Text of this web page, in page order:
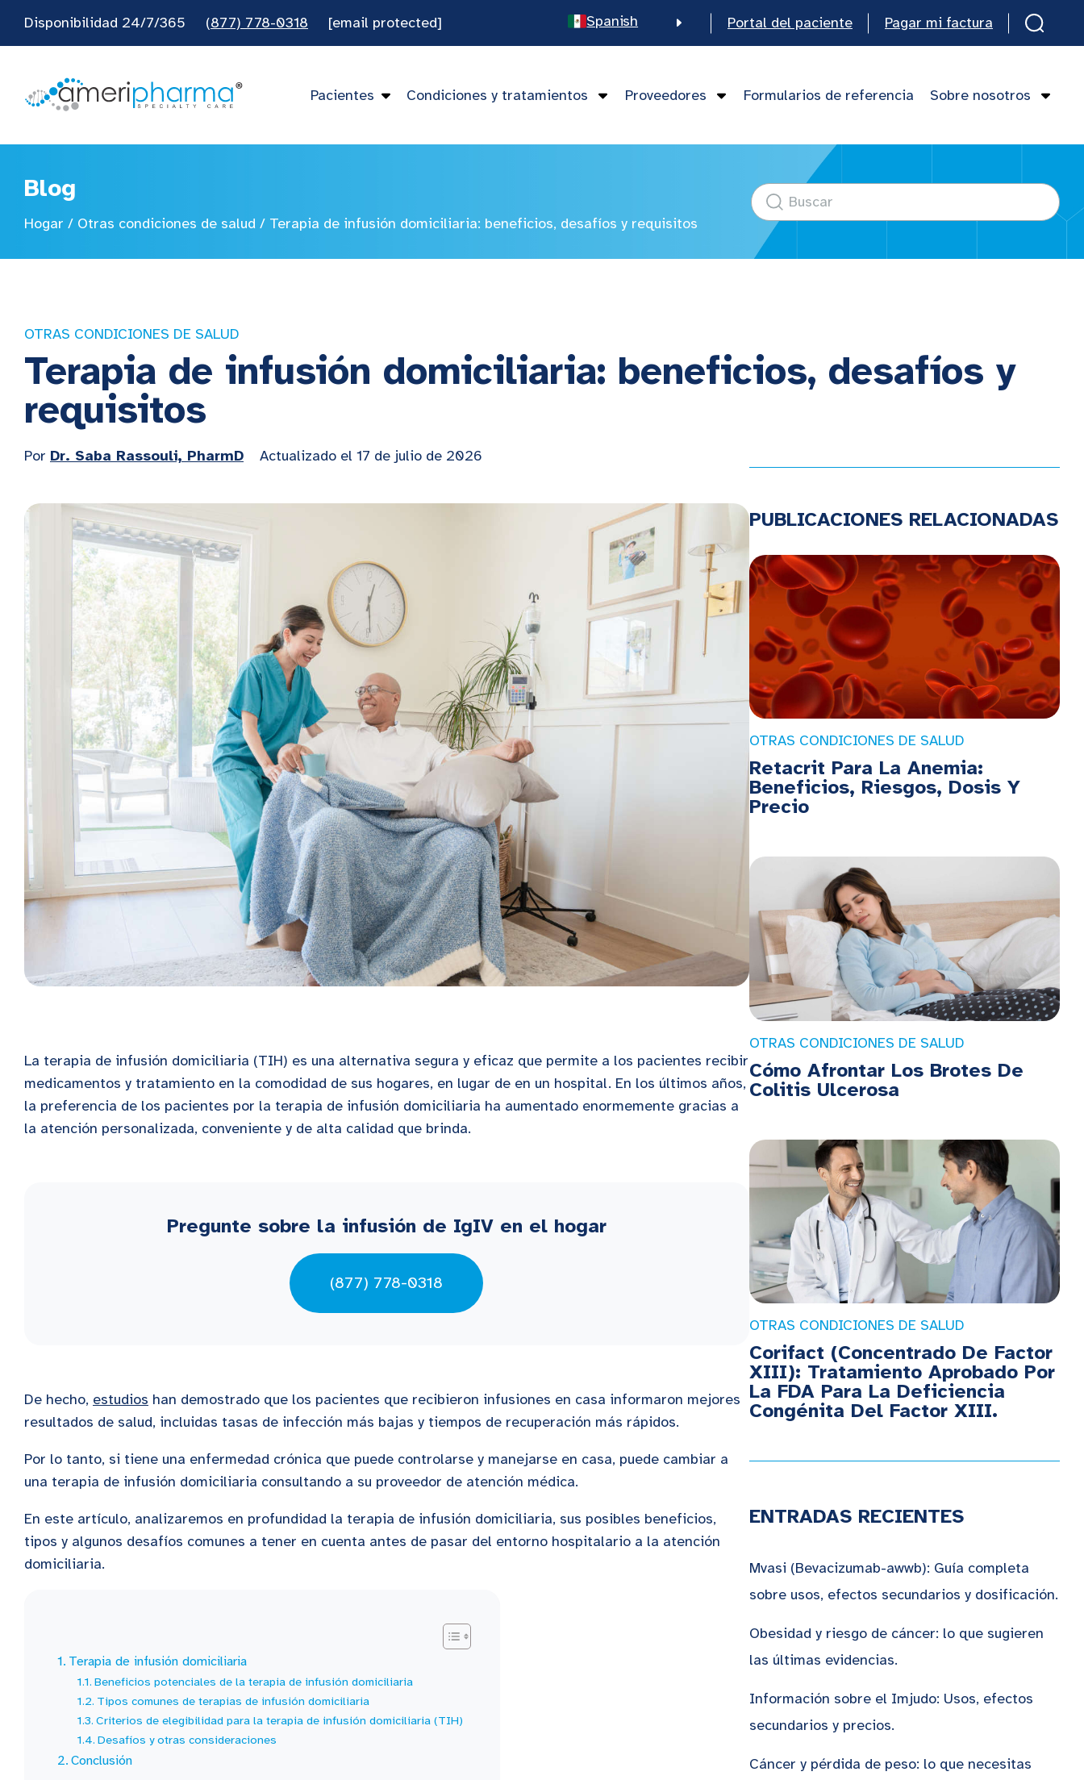
Disponibilidad 24/7/365 (877) 778-0318 [email protected] Spanish Portal del paciente Pagar mi factura
Pacientes Condiciones y tratamientos Proveedores Formularios de referencia Sobre nosotros
Blog
Hogar / Otras condiciones de salud / Terapia de infusión domiciliaria: beneficios, desafíos y requisitos
OTRAS CONDICIONES DE SALUD
Terapia de infusión domiciliaria: beneficios, desafíos y
requisitos
Por Dr. Saba Rassouli, PharmD Actualizado el 17 de julio de 2026
La terapia de infusión domiciliaria (TIH) es una alternativa segura y eficaz que permite a los pacientes recibir
medicamentos y tratamiento en la comodidad de sus hogares, en lugar de en un hospital. En los últimos años,
la preferencia de los pacientes por la terapia de infusión domiciliaria ha aumentado enormemente gracias a
la atención personalizada, conveniente y de alta calidad que brinda.
Pregunte sobre la infusión de IgIV en el hogar
(877) 778-0318
De hecho, estudios han demostrado que los pacientes que recibieron infusiones en casa informaron mejores
resultados de salud, incluidas tasas de infección más bajas y tiempos de recuperación más rápidos.
Por lo tanto, si tiene una enfermedad crónica que puede controlarse y manejarse en casa, puede cambiar a
una terapia de infusión domiciliaria consultando a su proveedor de atención médica.
En este artículo, analizaremos en profundidad la terapia de infusión domiciliaria, sus posibles beneficios,
tipos y algunos desafíos comunes a tener en cuenta antes de pasar del entorno hospitalario a la atención
domiciliaria.
Terapia de infusión domiciliaria
Beneficios potenciales de la terapia de infusión domiciliaria
Tipos comunes de terapias de infusión domiciliaria
Criterios de elegibilidad para la terapia de infusión domiciliaria (TIH)
Desafíos y otras consideraciones
Conclusión
PUBLICACIONES RELACIONADAS
OTRAS CONDICIONES DE SALUD
Retacrit Para La Anemia:
Beneficios, Riesgos, Dosis Y
Precio
OTRAS CONDICIONES DE SALUD
Cómo Afrontar Los Brotes De
Colitis Ulcerosa
OTRAS CONDICIONES DE SALUD
Corifact (Concentrado De Factor
XIII): Tratamiento Aprobado Por
La FDA Para La Deficiencia
Congénita Del Factor XIII.
ENTRADAS RECIENTES
Mvasi (Bevacizumab-awwb): Guía completa
sobre usos, efectos secundarios y dosificación.
Obesidad y riesgo de cáncer: lo que sugieren
las últimas evidencias.
Información sobre el Imjudo: Usos, efectos
secundarios y precios.
Cáncer y pérdida de peso: lo que necesitas